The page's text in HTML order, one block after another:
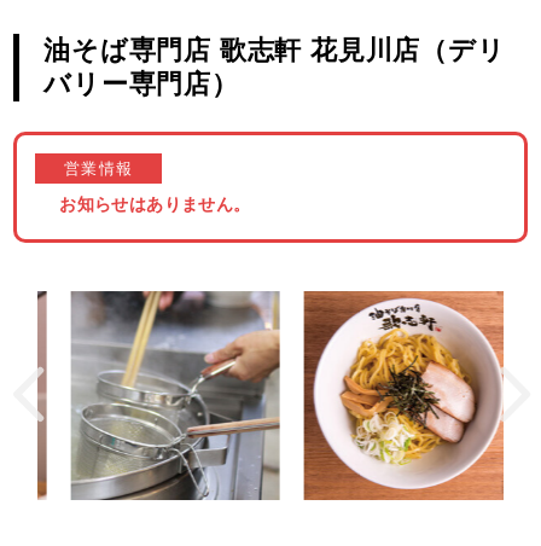
油そば専門店 歌志軒 花見川店（デリ
バリー専門店）
営業情報
お知らせはありません。